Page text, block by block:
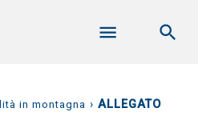
in montagna › ALLEGATO